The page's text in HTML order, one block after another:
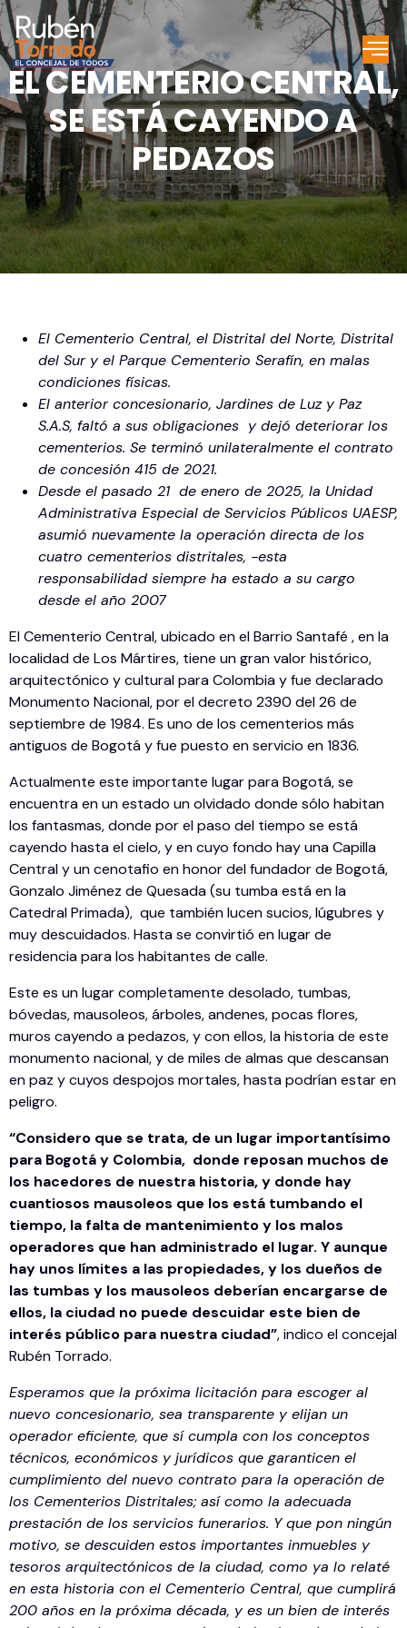
EL CEMENTERIO CENTRAL,
SE ESTÁ CAYENDO A
PEDAZOS
El Cementerio Central, el Distrital del Norte, Distrital
del Sur y el Parque Cementerio Serafín, en malas
condiciones físicas.
El anterior concesionario, Jardines de Luz y Paz
S.A.S, faltó a sus obligaciones y dejó deteriorar los
cementerios. Se terminó unilateralmente el contrato
de concesión 415 de 2021.
Desde el pasado 21 de enero de 2025, la Unidad
Administrativa Especial de Servicios Públicos UAESP,
asumió nuevamente la operación directa de los
cuatro cementerios distritales, -esta
responsabilidad siempre ha estado a su cargo
desde el año 2007
El Cementerio Central, ubicado en el Barrio Santafé , en la
localidad de Los Mártires, tiene un gran valor histórico,
arquitectónico y cultural para Colombia y fue declarado
Monumento Nacional, por el decreto 2390 del 26 de
septiembre de 1984. Es uno de los cementerios más
antiguos de Bogotá y fue puesto en servicio en 1836.
Actualmente este importante lugar para Bogotá, se
encuentra en un estado un olvidado donde sólo habitan
los fantasmas, donde por el paso del tiempo se está
cayendo hasta el cielo, y en cuyo fondo hay una Capilla
Central y un cenotafio en honor del fundador de Bogotá,
Gonzalo Jiménez de Quesada (su tumba está en la
Catedral Primada), que también lucen sucios, lúgubres y
muy descuidados. Hasta se convirtió en lugar de
residencia para los habitantes de calle.
Este es un lugar completamente desolado, tumbas,
bóvedas, mausoleos, árboles, andenes, pocas flores,
muros cayendo a pedazos, y con ellos, la historia de este
monumento nacional, y de miles de almas que descansan
en paz y cuyos despojos mortales, hasta podrían estar en
peligro.
“Considero que se trata, de un lugar importantísimo
para Bogotá y Colombia, donde reposan muchos de
los hacedores de nuestra historia, y donde hay
cuantiosos mausoleos que los está tumbando el
tiempo, la falta de mantenimiento y los malos
operadores que han administrado el lugar. Y aunque
hay unos límites a las propiedades, y los dueños de
las tumbas y los mausoleos deberían encargarse de
ellos, la ciudad no puede descuidar este bien de
interés público para nuestra ciudad”, indico el concejal
Rubén Torrado.
Esperamos que la próxima licitación para escoger al
nuevo concesionario, sea transparente y elijan un
operador eficiente, que sí cumpla con los conceptos
técnicos, económicos y jurídicos que garanticen el
cumplimiento del nuevo contrato para la operación de
los Cementerios Distritales; así como la adecuada
prestación de los servicios funerarios. Y que pon ningún
motivo, se descuiden estos importantes inmuebles y
tesoros arquitectónicos de la ciudad, como ya lo relaté
en esta historia con el Cementerio Central, que cumplirá
200 años en la próxima década, y es un bien de interés